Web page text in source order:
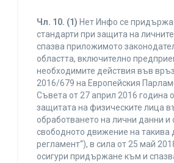
Чл. 10. (1) Нет Инфо се
стандарти при защита на
спазва приложимото
областта, включително
необходимите действия във
2016/679 на Европейския
Съвета от 27 април 2016 година
защитата на физическите лица
обработването на лични данни и
свободното движение на такива
регламент“), в сила от 25 май
осигури придържане към и